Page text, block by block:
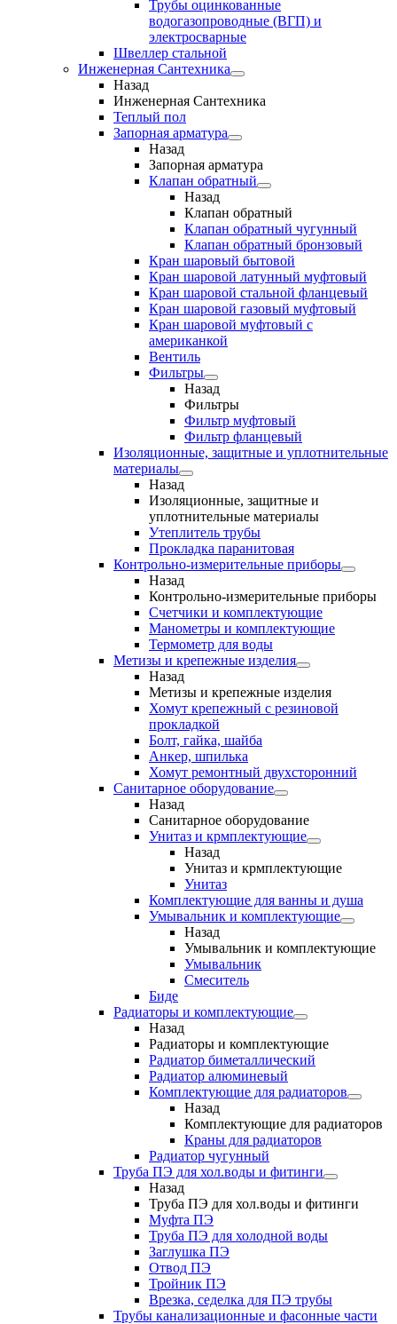
Трубы оцинкованные
водогазопроводные (ВГП) и
электросварные
Швеллер стальной
Инженерная Сантехника
Назад
Инженерная Сантехника
Теплый пол
Запорная арматура
Назад
Запорная арматура
Клапан обратный
Назад
Клапан обратный
Клапан обратный чугунный
Клапан обратный бронзовый
Кран шаровый бытовой
Кран шаровой латунный муфтовый
Кран шаровой стальной фланцевый
Кран шаровой газовый муфтовый
Кран шаровой муфтовый с
американкой
Вентиль
Фильтры
Назад
Фильтры
Фильтр муфтовый
Фильтр фланцевый
Изоляционные, защитные и уплотнительные
материалы
Назад
Изоляционные, защитные и
уплотнительные материалы
Утеплитель трубы
Прокладка паранитовая
Контрольно-измерительные приборы
Назад
Контрольно-измерительные приборы
Счетчики и комплектующие
Манометры и комплектующие
Термометр для воды
Метизы и крепежные изделия
Назад
Метизы и крепежные изделия
Хомут крепежный с резиновой
прокладкой
Болт, гайка, шайба
Анкер, шпилька
Хомут ремонтный двухсторонний
Санитарное оборудование
Назад
Санитарное оборудование
Унитаз и крмплектующие
Назад
Унитаз и крмплектующие
Унитаз
Комплектующие для ванны и душа
Умывальник и комплектующие
Назад
Умывальник и комплектующие
Умывальник
Смеситель
Биде
Радиаторы и комплектующие
Назад
Радиаторы и комплектующие
Радиатор биметаллический
Радиатор алюминевый
Комплектующие для радиаторов
Назад
Комплектующие для радиаторов
Краны для радиаторов
Радиатор чугунный
Труба ПЭ для хол.воды и фитинги
Назад
Труба ПЭ для хол.воды и фитинги
Муфта ПЭ
Труба ПЭ для холодной воды
Заглушка ПЭ
Отвод ПЭ
Тройник ПЭ
Врезка, седелка для ПЭ трубы
Трубы канализационные и фасонные части